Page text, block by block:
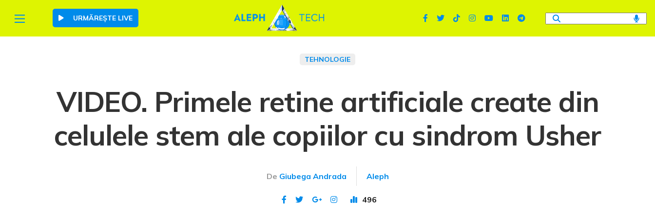
URMĂREȘTE LIVE
TEHNOLOGIE
VIDEO. Primele retine artificiale create din
celulele stem ale copiilor cu sindrom Usher
De Giubega Andrada Aleph
496